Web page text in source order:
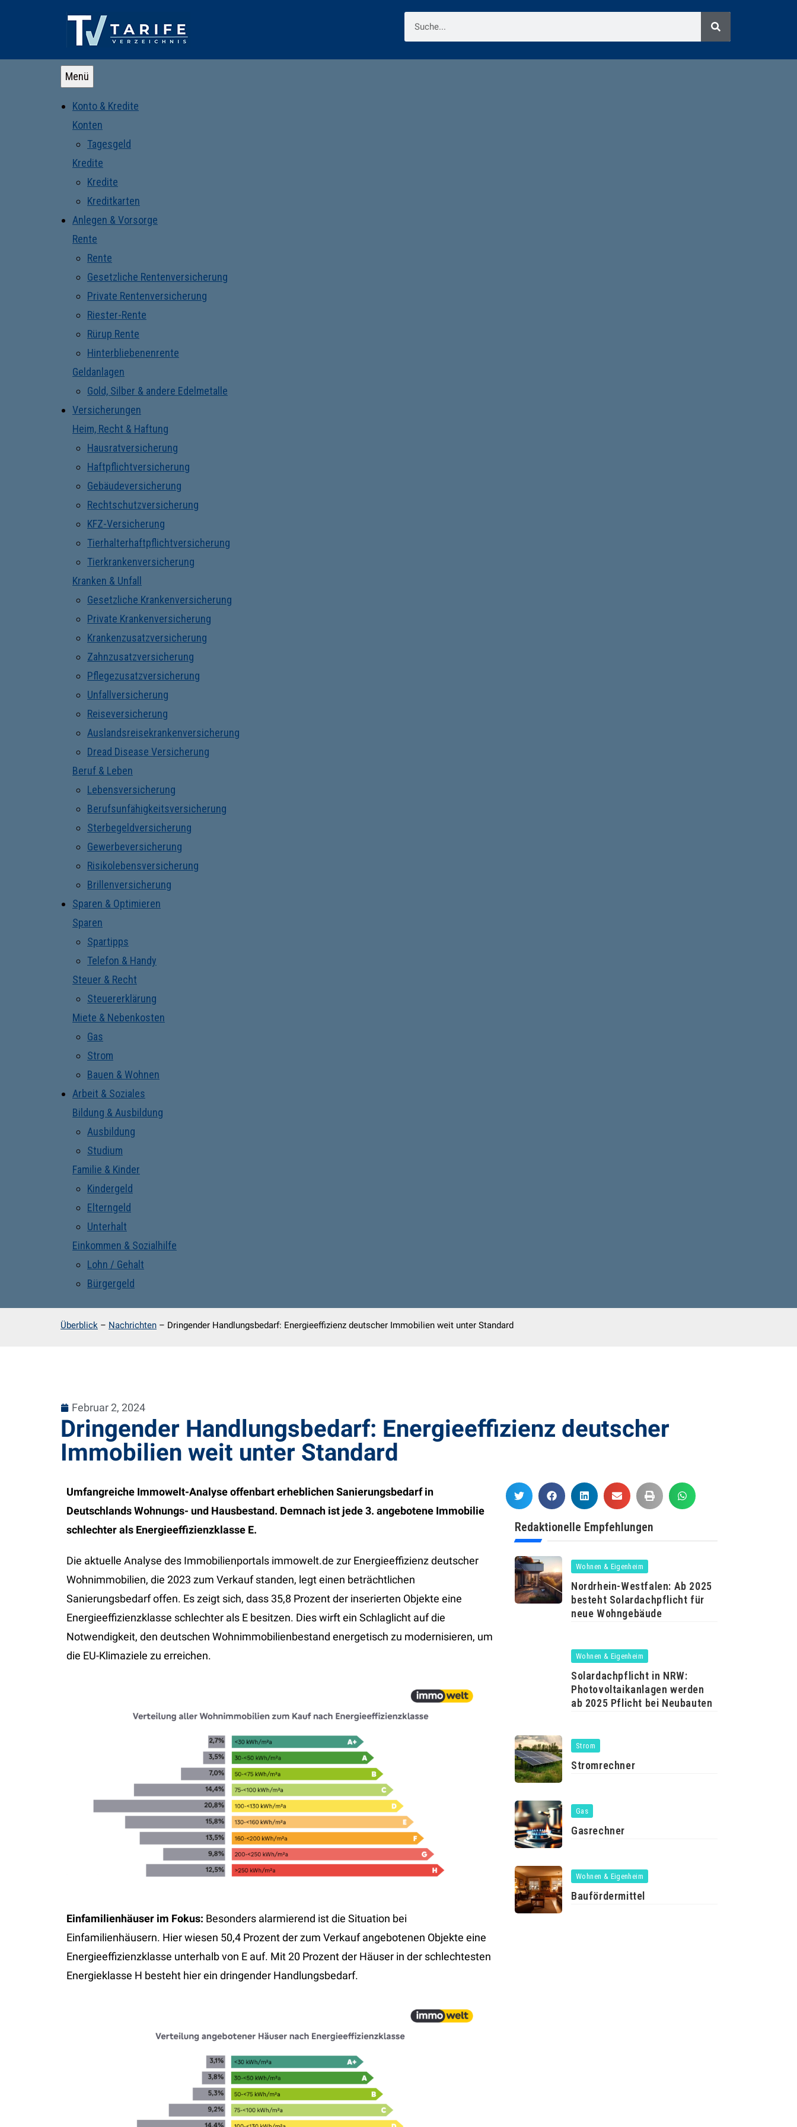
Menü
Konto & Kredite
Konten
Tagesgeld
Kredite
Kredite
Kreditkarten
Anlegen & Vorsorge
Rente
Rente
Gesetzliche Rentenversicherung
Private Rentenversicherung
Riester-Rente
Rürup Rente
Hinterbliebenenrente
Geldanlagen
Gold, Silber & andere Edelmetalle
Versicherungen
Heim, Recht & Haftung
Hausratversicherung
Haftpflichtversicherung
Gebäudeversicherung
Rechtschutzversicherung
KFZ-Versicherung
Tierhalterhaftpflichtversicherung
Tierkrankenversicherung
Kranken & Unfall
Gesetzliche Krankenversicherung
Private Krankenversicherung
Krankenzusatzversicherung
Zahnzusatzversicherung
Pflegezusatzversicherung
Unfallversicherung
Reiseversicherung
Auslandsreisekrankenversicherung
Dread Disease Versicherung
Beruf & Leben
Lebensversicherung
Berufsunfähigkeitsversicherung
Sterbegeldversicherung
Gewerbeversicherung
Risikolebensversicherung
Brillenversicherung
Sparen & Optimieren
Sparen
Spartipps
Telefon & Handy
Steuer & Recht
Steuererklärung
Miete & Nebenkosten
Gas
Strom
Bauen & Wohnen
Arbeit & Soziales
Bildung & Ausbildung
Ausbildung
Studium
Familie & Kinder
Kindergeld
Elterngeld
Unterhalt
Einkommen & Sozialhilfe
Lohn / Gehalt
Bürgergeld
Überblick – Nachrichten – Dringender Handlungsbedarf: Energieeffizienz deutscher Immobilien weit unter Standard
Februar 2, 2024
Dringender Handlungsbedarf: Energieeffizienz deutscher
Immobilien weit unter Standard
Umfangreiche Immowelt-Analyse offenbart erheblichen Sanierungsbedarf in
Deutschlands Wohnungs- und Hausbestand. Demnach ist jede 3. angebotene Immobilie
schlechter als Energieeffizienzklasse E.
Die aktuelle Analyse des Immobilienportals immowelt.de zur Energieeffizienz deutscher
Wohnimmobilien, die 2023 zum Verkauf standen, legt einen beträchtlichen
Sanierungsbedarf offen. Es zeigt sich, dass 35,8 Prozent der inserierten Objekte eine
Energieeffizienzklasse schlechter als E besitzen. Dies wirft ein Schlaglicht auf die
Notwendigkeit, den deutschen Wohnimmobilienbestand energetisch zu modernisieren, um
die EU-Klimaziele zu erreichen.
Einfamilienhäuser im Fokus: Besonders alarmierend ist die Situation bei
Einfamilienhäusern. Hier wiesen 50,4 Prozent der zum Verkauf angebotenen Objekte eine
Energieeffizienzklasse unterhalb von E auf. Mit 20 Prozent der Häuser in der schlechtesten
Energieklasse H besteht hier ein dringender Handlungsbedarf.
Redaktionelle Empfehlungen
Wohnen & Eigenheim
Nordrhein-Westfalen: Ab 2025
besteht Solardachpflicht für
neue Wohngebäude
Wohnen & Eigenheim
Solardachpflicht in NRW:
Photovoltaikanlagen werden
ab 2025 Pflicht bei Neubauten
Strom
Stromrechner
Gas
Gasrechner
Wohnen & Eigenheim
Baufördermittel